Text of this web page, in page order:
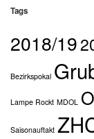
Tags
2018/19
Bezirkspokal
Lampe Rockt MDOL
Saisonauftakt